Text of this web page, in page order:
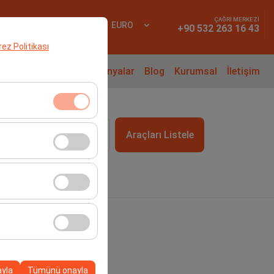
Politikası
Devre dışı
analiz
için kullanılır.
Tümünü onayla
EURO
ÇAĞRI MERKEZİ
+90 532 263 16 43
Kampanyalar Blog Kurumsal İletişim
09:00 Araçları Listele